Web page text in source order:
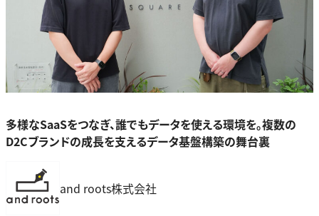
多様なSaaSをつなぎ、誰でもデータを使える環境を。複数の
D2Cブランドの成長を支えるデータ基盤構築の舞台裏
and roots株式会社